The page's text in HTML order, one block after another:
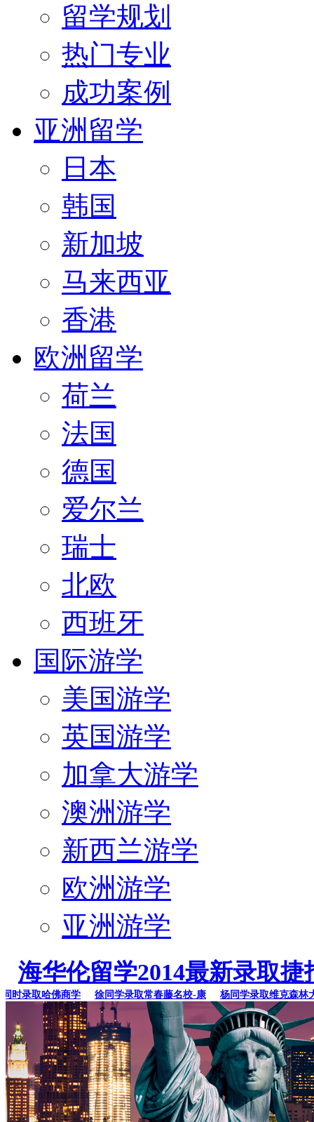
留学规划
热门专业
成功案例
亚洲留学
日本
韩国
新加坡
马来西亚
香港
欧洲留学
荷兰
法国
德国
爱尔兰
瑞士
北欧
西班牙
国际游学
美国游学
英国游学
加拿大游学
澳洲游学
新西兰游学
欧洲游学
亚洲游学
海华伦留学2014最新录取捷
录取哈佛商学 徐同学录取常春藤名校-康 杨同学录取维克森林大学